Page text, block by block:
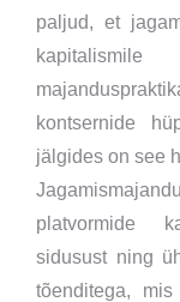
paljud, et
kontsernide
jälgides on see
platvormide
sidusust ning
tõenditega,